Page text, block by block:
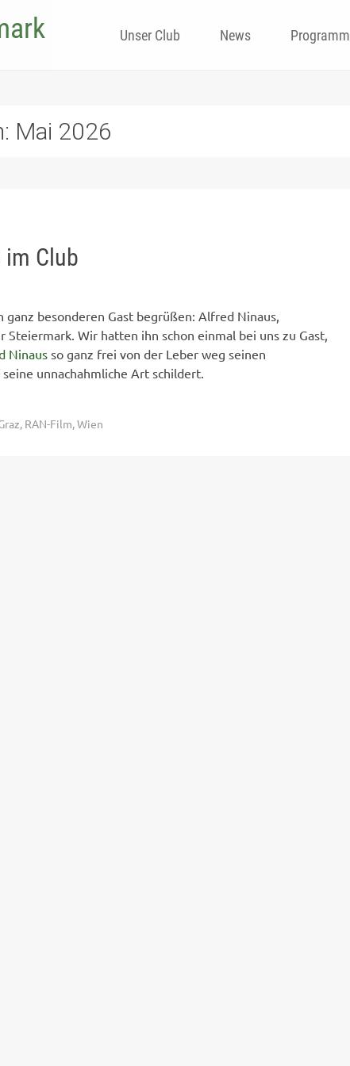
to
Unser Club News Programm
Mai 2026
Club
besonderen Gast begrüßen: Alfred Ninaus,
Wir hatten ihn schon einmal bei uns zu Gast,
Ninaus so ganz frei von der Leber weg seinen
unnachahmliche Art schildert.
, RAN-Film,Wien